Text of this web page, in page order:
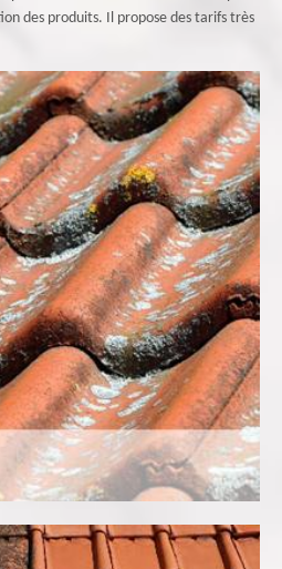
des produits. Il propose des tarifs très